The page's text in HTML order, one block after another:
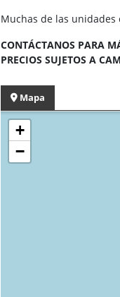
Muchas de las unidades
CONTÁCTANOS PARA
PRECIOS SUJETOS A
Mapa
+
−